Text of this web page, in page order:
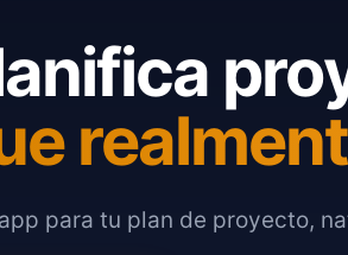
para tu plan de proyecto,